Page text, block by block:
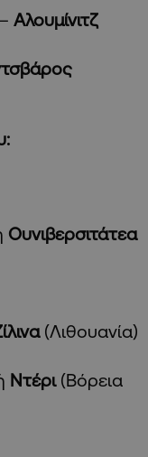
Αλουμίνιτζ
Ουνιβερσιτάτεα
(Λιθουανία)
Ντέρι (Βόρεια